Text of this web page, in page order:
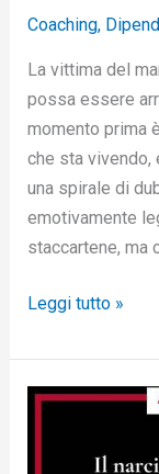
Coaching,
La vittima del
possa essere
momento prima
che sta vivendo,
una spirale di
emotivamente
staccartene, ma
Leggi tutto »
distruttivo